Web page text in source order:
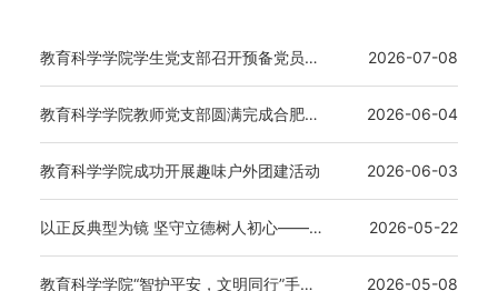
教育科学学院学生党支部召开预备党员转正大会 2026-07-08
教育科学学院教师党支部圆满完成合肥市第十三次党代会代表选举工作 2026-06-04
教育科学学院成功开展趣味户外团建活动 2026-06-03
以正反典型为镜 坚守立德树人初心——教育科学学院教师党支部开展专题党课学习 2026-05-22
教育科学学院“智护平安，文明同行”手绘海报设计大赛圆满落幕 2026-05-08